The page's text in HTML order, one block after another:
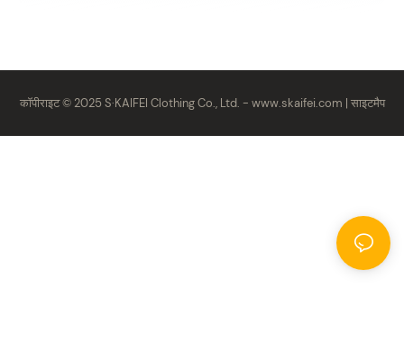
कॉपीराइट © 2025 S·KAIFEI Clothing Co., Ltd. - www.skaifei.com | साइटमैप